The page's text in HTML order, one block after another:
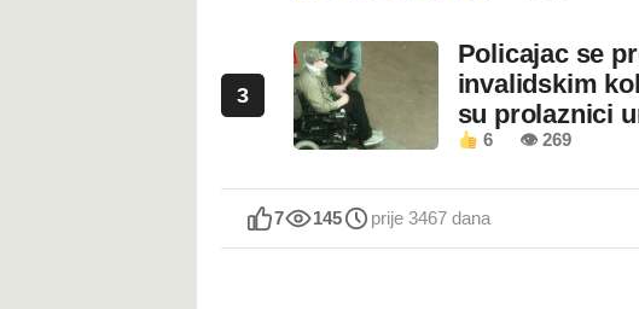
3
Policajac se
invalidskim
su prolaznici
6 👁 269
7 145 prije 3467 dana